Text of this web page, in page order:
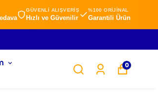
GÜVENLİ ALIŞVERİŞ
Hızlı ve Güvenilir
%100 ORİJİNAL
Garantili Ürün
0